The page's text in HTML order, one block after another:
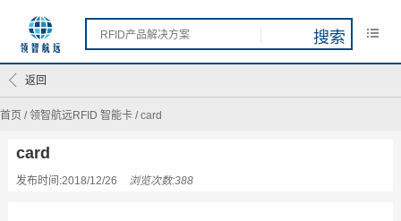
首页 /领智航远RFID 智能卡 /card
返回
card
发布时间:2018/12/26 浏览次数:388